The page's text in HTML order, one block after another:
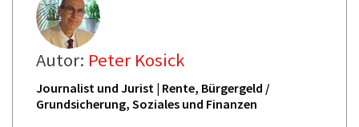
Autor: Peter Kosick
Journalist und Jurist | Rente, Bürgergeld /
Grundsicherung, Soziales und Finanzen